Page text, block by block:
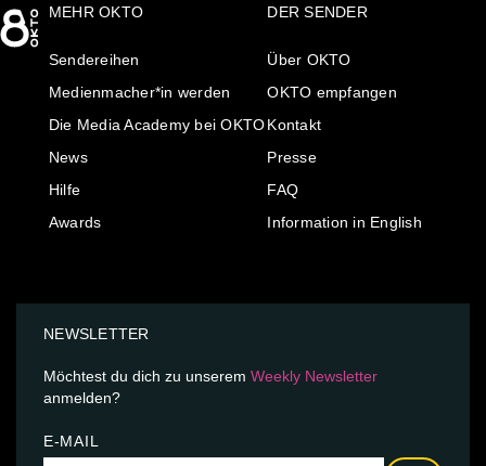
MEHR OKTO
Sendereihen
Medienmacher*in werden
Die Media Academy bei OKTO
News
Hilfe
Awards
DER SENDER
Über OKTO
OKTO empfangen
Kontakt
Presse
FAQ
Information in English
NEWSLETTER
Möchtest du dich zu unserem Weekly Newsletter
anmelden?
E-MAIL